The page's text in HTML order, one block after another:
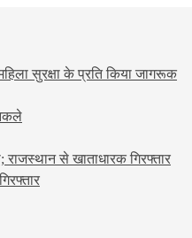
सुरक्षा के प्रति किया जागरूक
से खाताधारक गिरफ्तार